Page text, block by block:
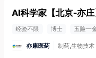
AI科学家 【北京-亦庄
经验不限 博士 五险一
亦康医药 制药,生物技术